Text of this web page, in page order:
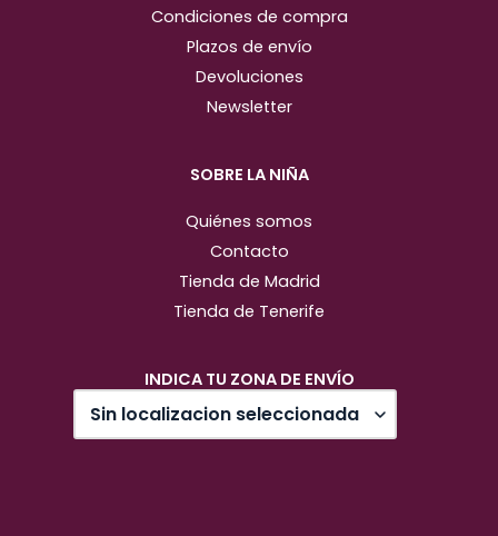
Condiciones de compra
Plazos de envío
Devoluciones
Newsletter
SOBRE LA NIÑA
Quiénes somos
Contacto
Tienda de Madrid
Tienda de Tenerife
INDICA TU ZONA DE ENVÍO